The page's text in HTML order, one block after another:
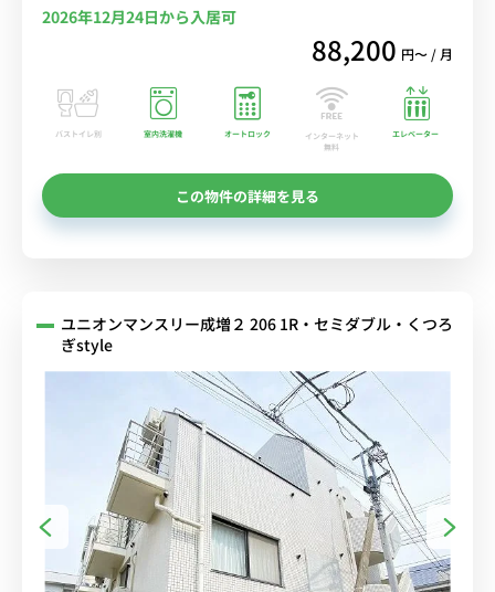
2026年12月24日から入居可
88,200 円〜 / 月
バストイレ別 室内洗濯機 オートロック
インターネット
無料
エレベーター
この物件の詳細を見る
ユニオンマンスリー成増２ 206 1R・セミダブル・くつろ
ぎstyle